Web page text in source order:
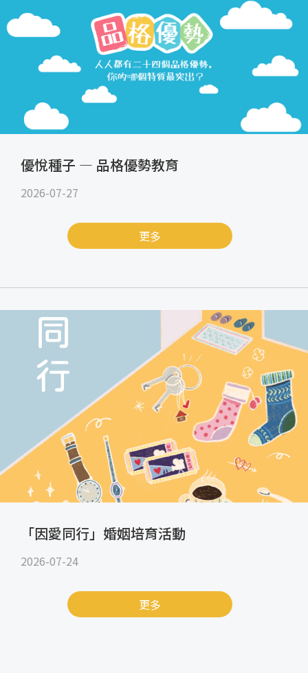
優悅種子 — 品格優勢教育
2026-07-27
更多
「因愛同行」婚姻培育活動
2026-07-24
更多